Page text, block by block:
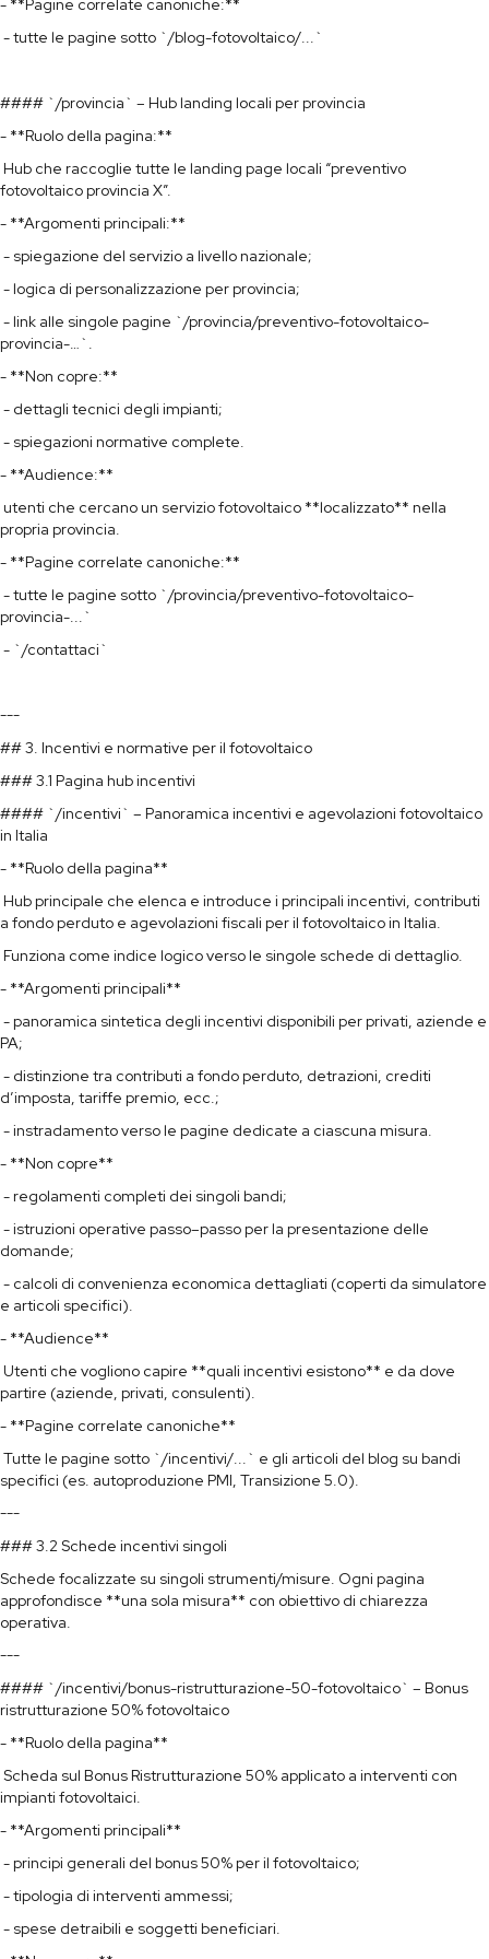
- **Pagine correlate canoniche:**
- tutte le pagine sotto `/blog-fotovoltaico/...`
#### `/provincia` – Hub landing locali per provincia
- **Ruolo della pagina:**
Hub che raccoglie tutte le landing page locali “preventivo
fotovoltaico provincia X”.
- **Argomenti principali:**
- spiegazione del servizio a livello nazionale;
- logica di personalizzazione per provincia;
- link alle singole pagine `/provincia/preventivo-fotovoltaico-
provincia-…`.
- **Non copre:**
- dettagli tecnici degli impianti;
- spiegazioni normative complete.
- **Audience:**
utenti che cercano un servizio fotovoltaico **localizzato** nella
propria provincia.
- **Pagine correlate canoniche:**
- tutte le pagine sotto `/provincia/preventivo-fotovoltaico-
provincia-...`
- `/contattaci`
---
## 3. Incentivi e normative per il fotovoltaico
### 3.1 Pagina hub incentivi
#### `/incentivi` – Panoramica incentivi e agevolazioni fotovoltaico
in Italia
- **Ruolo della pagina**
Hub principale che elenca e introduce i principali incentivi, contributi
a fondo perduto e agevolazioni fiscali per il fotovoltaico in Italia.
Funziona come indice logico verso le singole schede di dettaglio.
- **Argomenti principali**
- panoramica sintetica degli incentivi disponibili per privati, aziende e
PA;
- distinzione tra contributi a fondo perduto, detrazioni, crediti
d’imposta, tariffe premio, ecc.;
- instradamento verso le pagine dedicate a ciascuna misura.
- **Non copre**
- regolamenti completi dei singoli bandi;
- istruzioni operative passo–passo per la presentazione delle
domande;
- calcoli di convenienza economica dettagliati (coperti da simulatore
e articoli specifici).
- **Audience**
Utenti che vogliono capire **quali incentivi esistono** e da dove
partire (aziende, privati, consulenti).
- **Pagine correlate canoniche**
Tutte le pagine sotto `/incentivi/...` e gli articoli del blog su bandi
specifici (es. autoproduzione PMI, Transizione 5.0).
---
### 3.2 Schede incentivi singoli
Schede focalizzate su singoli strumenti/misure. Ogni pagina
approfondisce **una sola misura** con obiettivo di chiarezza
operativa.
---
#### `/incentivi/bonus-ristrutturazione-50-fotovoltaico` – Bonus
ristrutturazione 50% fotovoltaico
- **Ruolo della pagina**
Scheda sul Bonus Ristrutturazione 50% applicato a interventi con
impianti fotovoltaici.
- **Argomenti principali**
- principi generali del bonus 50% per il fotovoltaico;
- tipologia di interventi ammessi;
- spese detraibili e soggetti beneficiari.